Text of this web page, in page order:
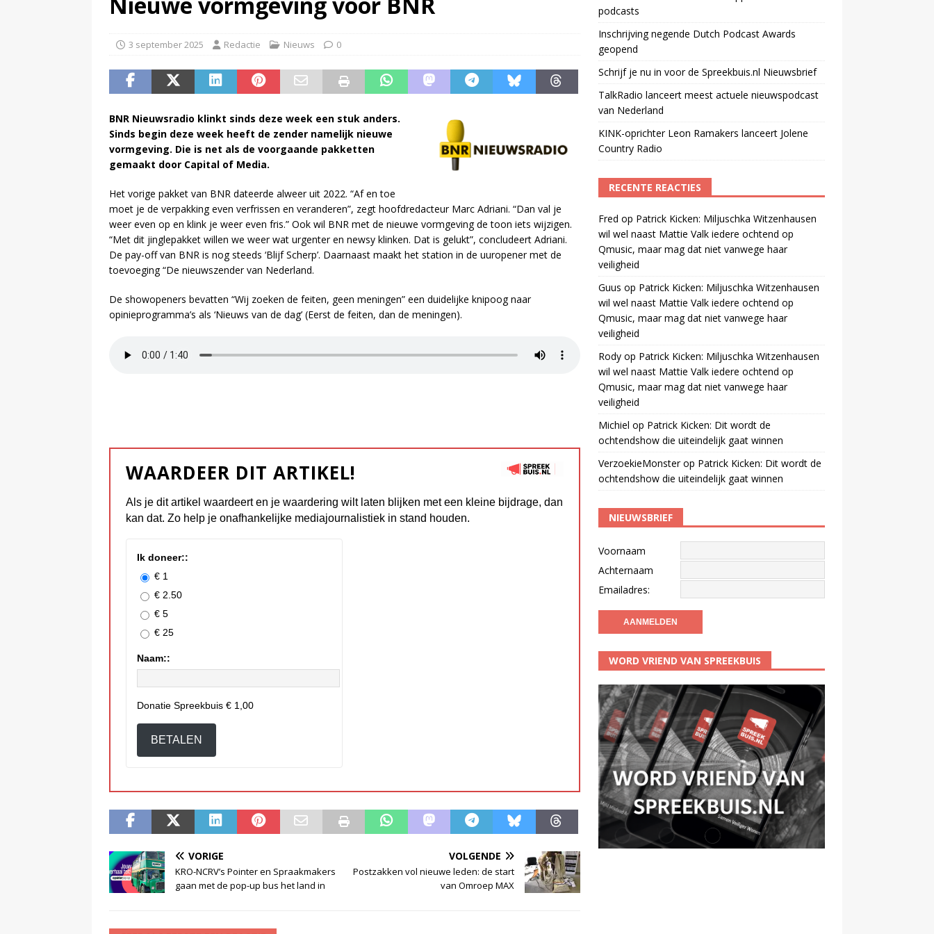
Televisie wint snel terrein als apparaat voor podcasts
3 september 2025 Redactie Nieuws 0
BNR Nieuwsradio klinkt sinds deze week een stuk anders.
Sinds begin deze week heeft de zender namelijk nieuwe
vormgeving. Die is net als de voorgaande pakketten
gemaakt door Capital of Media.
Het vorige pakket van BNR dateerde alweer uit 2022. “Af en toe
moet je de verpakking even verfrissen en veranderen”, zegt hoofdredacteur Marc Adriani. “Dan val je
weer even op en klink je weer even fris.” Ook wil BNR met de nieuwe vormgeving de toon iets wijzigen.
“Met dit jinglepakket willen we weer wat urgenter en newsy klinken. Dat is gelukt”, concludeert Adriani.
De pay-off van BNR is nog steeds ‘Blijf Scherp’. Daarnaast maakt het station in de uuropener met de
toevoeging “De nieuwszender van Nederland.
De showopeners bevatten “Wij zoeken de feiten, geen meningen” een duidelijke knipoog naar
opinieprogramma’s als ‘Nieuws van de dag’ (Eerst de feiten, dan de meningen).
WAARDEER DIT ARTIKEL!
Als je dit artikel waardeert en je waardering wilt laten blijken met een kleine bijdrage, dan
kan dat. Zo help je onafhankelijke mediajournalistiek in stand houden.
Ik doneer::
€ 1
€ 2.50
€ 5
€ 25
Naam::
Donatie Spreekbuis € 1,00
BETALEN
VORIGE
KRO-NCRV’s Pointer en Spraakmakers
gaan met de pop-up bus het land in
VOLGENDE
Postzakken vol nieuwe leden: de start
van Omroep MAX
podcasts
Inschrijving negende Dutch Podcast Awards
geopend
Schrijf je nu in voor de Spreekbuis.nl Nieuwsbrief
TalkRadio lanceert meest actuele nieuwspodcast
van Nederland
KINK-oprichter Leon Ramakers lanceert Jolene
Country Radio
RECENTE REACTIES
Fred op Patrick Kicken: Miljuschka Witzenhausen
wil wel naast Mattie Valk iedere ochtend op
Qmusic, maar mag dat niet vanwege haar
veiligheid
Guus op Patrick Kicken: Miljuschka Witzenhausen
wil wel naast Mattie Valk iedere ochtend op
Qmusic, maar mag dat niet vanwege haar
veiligheid
Rodyop Patrick Kicken: Miljuschka Witzenhausen
wil wel naast Mattie Valk iedere ochtend op
Qmusic, maar mag dat niet vanwege haar
veiligheid
Michiel op Patrick Kicken: Dit wordt de
ochtendshow die uiteindelijk gaat winnen
VerzoekieMonsterop Patrick Kicken: Dit wordt de
ochtendshow die uiteindelijk gaat winnen
NIEUWSBRIEF
Voornaam
Achternaam
Emailadres:
WORD VRIEND VAN SPREEKBUIS